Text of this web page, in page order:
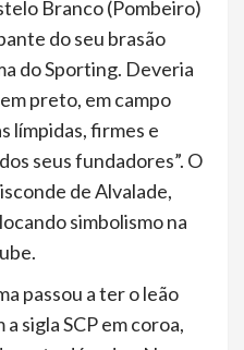
Branco (Pombeiro)
do seu brasão
do Sporting. Deveria
preto, em campo
límpidas, firmes e
seus fundadores”. O
de Alvalade,
simbolismo na
passou a ter o leão
sigla SCP em coroa,